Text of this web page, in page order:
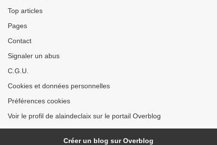
Top articles
Pages
Contact
Signaler un abus
C.G.U.
Cookies et données personnelles
Préférences cookies
Voir le profil de alaindeclaix sur le portail Overblog
Créer un blog sur Overblog